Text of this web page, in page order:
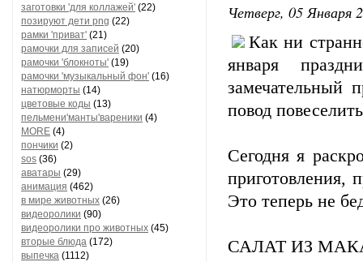
заготовки 'для коллажей' (22)
позируют дети png (22)
рамки 'приват' (21)
рамочки для записей (20)
рамочки 'блокноты' (19)
рамочки 'музыкальный фон' (16)
натюрморты (14)
цветовые коды (13)
пельмени'манты'вареники (4)
MORE (4)
пончики (2)
sos (36)
аватары (29)
анимация (462)
в мире животных (26)
видеоролики (90)
видеоролики про животных (45)
вторые блюда (172)
выпечка (1112)
Четверг, 05 Января
Как ни
января
замечательный
повод
Сегодня я
приготовления,
Это теперь не
САЛАТ ИЗ